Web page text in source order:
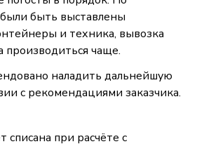
быть выставлены
и техника, вывозка
производиться чаще.
наладить дальнейшую
с рекомендациями заказчика.
при расчёте с